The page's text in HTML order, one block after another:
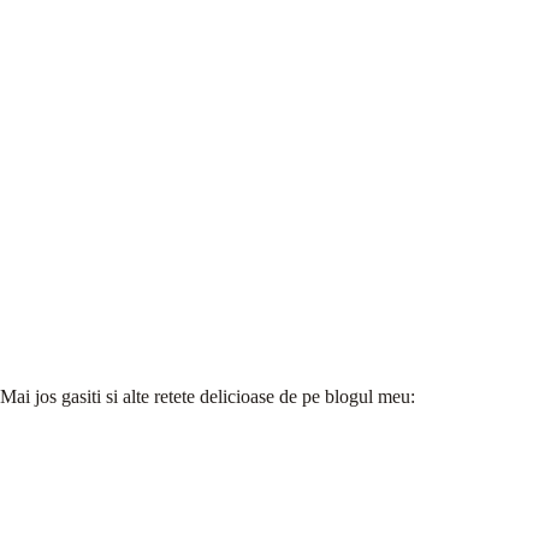
Mai jos gasiti si alte retete delicioase de pe blogul meu: